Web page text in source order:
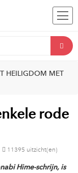
HEILIGDOM MET
rode
11395 uitzicht(en)
Hime-schrijn, is